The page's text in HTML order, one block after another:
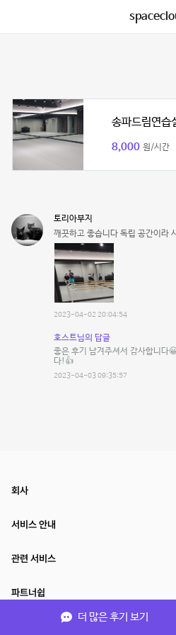
송파드림연습
8,000 원/시간
토리아부지
깨끗하고 좋습니다 독립 공간이라
2023-04-02 20:04:54
호스트님의 답글
좋은 후기 남겨주셔서 감사합니다
다!👍
2023-04-03 09:35:57
더 많은 후기 보기
회사
서비스 안내
관련 서비스
파트너쉽
서비스 제공 국가